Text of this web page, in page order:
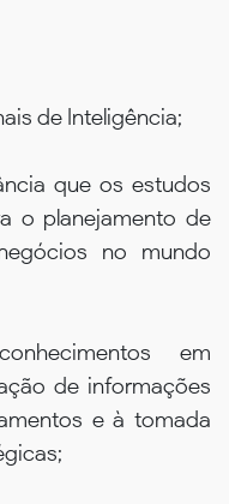
de Inteligência;
que os estudos
o planejamento de
no mundo
em
de informações
e à tomada